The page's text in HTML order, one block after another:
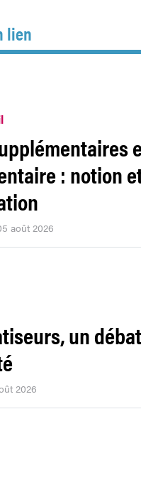
lien
: notion
août 2026
un
2026